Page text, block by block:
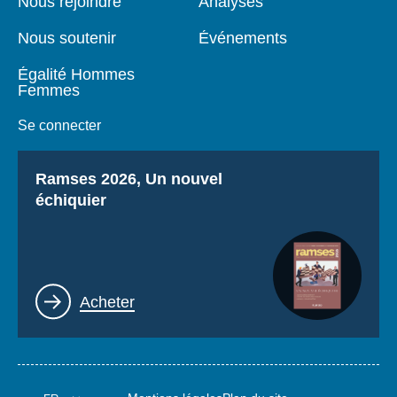
Nous soutenir
Égalité Hommes
Femmes
Se connecter
Événements
Titre
Ramses 2026, Un nouvel
échiquier
Lien
Acheter